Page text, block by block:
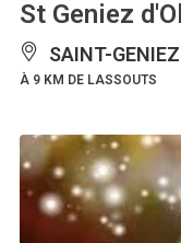
St Geniez
SAINT-
À 9 KM DE LASSOUTS